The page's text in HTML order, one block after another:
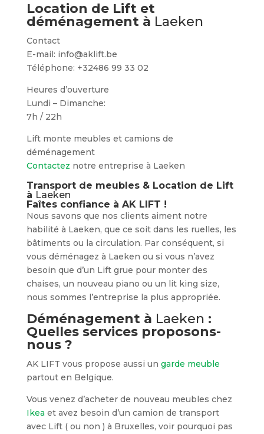
Location de Lift et
déménagement à Laeken
Contact
E-mail: info@aklift.be
Téléphone: +32486 99 33 02
Heures d’ouverture
Lundi – Dimanche:
7h / 22h
Lift monte meubles et camions de
déménagement
Contactez notre entreprise à Laeken
Transport de meubles & Location de Lift
à Laeken
Faîtes confiance à AK LIFT !
Nous savons que nos clients aiment notre
habilité à Laeken, que ce soit dans les ruelles, les
bâtiments ou la circulation. Par conséquent, si
vous déménagez à Laeken ou si vous n’avez
besoin que d’un Lift grue pour monter des
chaises, un nouveau piano ou un lit king size,
nous sommes l’entreprise la plus appropriée.
Déménagement à Laeken :
Quelles services proposons-
nous ?
AK LIFT vous propose aussi un garde meuble
partout en Belgique.
Vous venez d’acheter de nouveau meubles chez
Ikea et avez besoin d’un camion de transport
avec Lift ( ou non ) à Bruxelles, voir pourquoi pas